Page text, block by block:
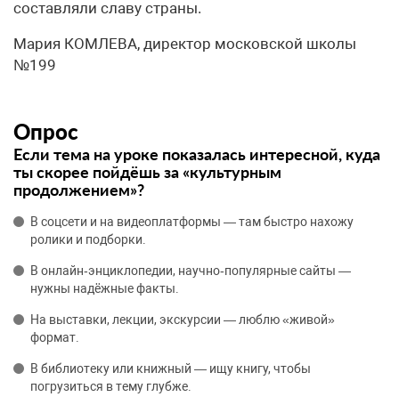
составляли славу страны.
Мария КОМЛЕВА, директор московской школы
№199
Опрос
Если тема на уроке показалась интересной, куда
ты скорее пойдёшь за «культурным
продолжением»?
В соцсети и на видеоплатформы — там быстро нахожу
ролики и подборки.
В онлайн‑энциклопедии, научно‑популярные сайты —
нужны надёжные факты.
На выставки, лекции, экскурсии — люблю «живой»
формат.
В библиотеку или книжный — ищу книгу, чтобы
погрузиться в тему глубже.